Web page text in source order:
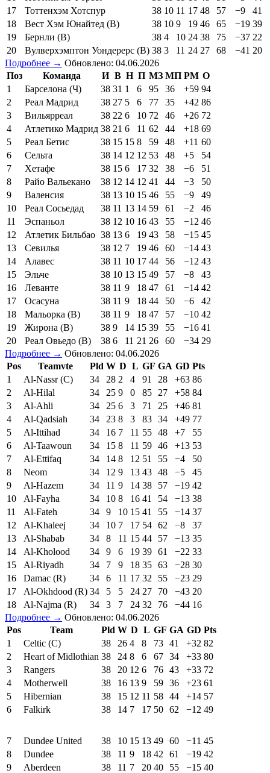
17
Тоттенхэм Хотспур 38 10 11 17 48 57 −9
41
18
Вест Хэм Юнайтед (В) 38 10 9 19 46 65 −19 39
19
Бернли (В) 38 4 10 24 38 75 −37 22
20
Вулверхэмптон Уондерерс (В) 38 3 11 24 27 68 −41 20
Подробнее → Обновлено: 04.06.2026
Поз
Команда И В Н П МЗ МП РМ О
1
Барселона (Ч) 38 31 1 6 95 36 +59 94
2
Реал Мадрид 38 27 5 6 77 35 +42 86
3
Вильярреал 38 22 6 10 72 46 +26 72
4
Атлетико Мадрид 38 21 6 11 62 44 +18 69
5
Реал Бетис 38 15 15 8 59 48 +11 60
6
Сельта 38 14 12 12 53 48 +5
54
7
Хетафе 38 15 6 17 32 38 −6
51
8
Райо Вальекано 38 12 14 12 41 44 −3
50
9
Валенсия 38 13 10 15 46 55 −9
49
10
Реал Сосьедад 38 11 13 14 59 61 −2
46
11
Эспаньол 38 12 10 16 43 55 −12 46
12
Атлетик Бильбао 38 13 6 19 43 58 −15 45
13
Севилья 38 12 7 19 46 60 −14 43
14
Алавес 38 11 10 17 44 56 −12 43
15
Эльче 38 10 13 15 49 57 −8
43
16
Леванте 38 11 9 18 47 61 −14 42
17
Осасуна 38 11 9 18 44 50 −6
42
18
Мальорка (В) 38 11 9 18 47 57 −10 42
19
Жирона (В) 38 9 14 15 39 55 −16 41
20
Реал Овьедо (В) 38 6 11 21 26 60 −34 29
Подробнее → Обновлено: 04.06.2026
Pos
Teamvte Pld W D L GF GA GD Pts
1
Al-Nassr (C) 34 28 2 4 91 28 +63 86
2
Al-Hilal 34 25 9 0 85 27 +58 84
3
Al-Ahli 34 25 6 3 71 25 +46 81
4
Al-Qadsiah 34 23 8 3 83 34 +49 77
5
Al-Ittihad 34 16 7 11 55 48 +7
55
6
Al-Taawoun 34 15 8 11 59 46 +13 53
7
Al-Ettifaq 34 14 8 12 51 55 −4
50
8
Neom 34 12 9 13 43 48 −5
45
9
Al-Hazem 34 11 9 14 38 57 −19 42
10
Al-Fayha 34 10 8 16 41 54 −13 38
11
Al-Fateh 34 9 10 15 41 55 −14 37
12
Al-Khaleej 34 10 7 17 54 62 −8
37
13
Al-Shabab 34 8 11 15 44 57 −13 35
14
Al-Kholood 34 9 6 19 39 61 −22 33
15
Al-Riyadh 34 7 9 18 35 63 −28 30
16
Damac (R) 34 6 11 17 32 55 −23 29
17
Al-Okhdood (R) 34 5 5 24 27 70 −43 20
18
Al-Najma (R) 34 3 7 24 32 76 −44 16
Подробнее → Обновлено: 04.06.2026
Pos
Team Pld W D L GF GA GD Pts
1
Celtic (C) 38 26 4 8 73 41 +32 82
2
Heart of Midlothian 38 24 8 6 67 34 +33 80
3
Rangers 38 20 12 6 76 43 +33 72
4
Motherwell 38 16 13 9 59 36 +23 61
5
Hibernian 38 15 12 11 58 44 +14 57
6
Falkirk 38 14 7 17 50 62 −12 49
7 Dundee United 38 10 15 13 49 60 −11 45
8
Dundee 38 11 9 18 42 61 −19 42
9
Aberdeen 38 11 7 20 40 55 −15 40